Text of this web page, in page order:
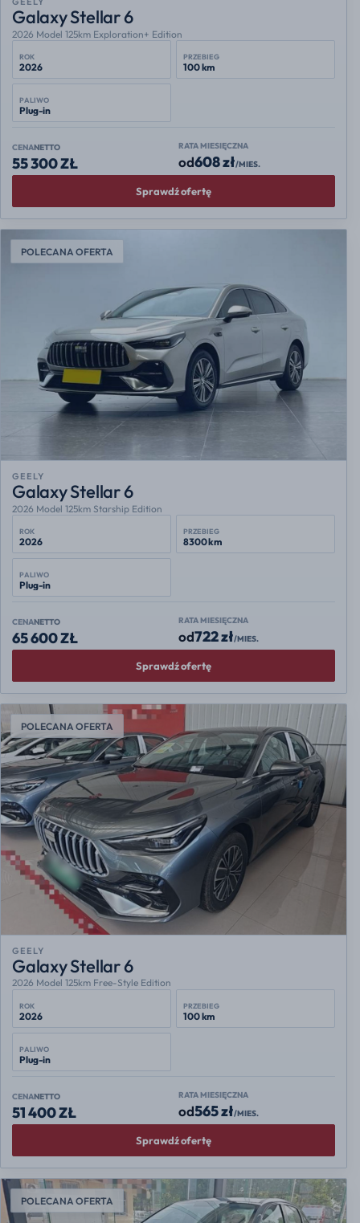
Galaxy Stellar 6
2026 Model 125km Exploration+ Edition
ROK
2026
PRZEBIEG
100 km
PALIWO
Plug-in
CENANETTO
55 300 ZŁ
RATA MIESIĘCZNA
od608 zł/MIES.
Sprawdź ofertę
POLECANA OFERTA
GEELY
Galaxy Stellar 6
2026 Model 125km Starship Edition
ROK
2026
PRZEBIEG
8300 km
PALIWO
Plug-in
CENANETTO
65 600 ZŁ
RATA MIESIĘCZNA
od722 zł/MIES.
Sprawdź ofertę
POLECANA OFERTA
GEELY
Galaxy Stellar 6
2026 Model 125km Free-Style Edition
ROK
2026
PRZEBIEG
100 km
PALIWO
Plug-in
CENANETTO
51 400 ZŁ
RATA MIESIĘCZNA
od565 zł/MIES.
Sprawdź ofertę
POLECANA OFERTA